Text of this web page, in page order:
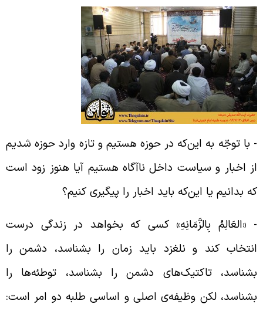
با توجّه به ‌این‌که در حوزه هستیم و تازه وارد حوزه شدیم
اخبار و سیاست داخل ناآگاه هستیم آیا هنوز زود است
بدانیم یا ‌این‌که باید اخبار را پیگیری کنیم؟
«العَالِمُ بِالزَّمَانِهِ» کسی که بخواهد در زندگی درست
کند و نلغزد باید زمان را بشناسد، دشمن را
تاکتیک‌های دشمن را بشناسد، توطئه‌ها را
لکن وظیفه‌ی اصلی و اساسی طلبه دو امر است: